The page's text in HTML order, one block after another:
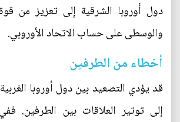
دول أوروبا الشرقية إلى تعزيز من
والوسطى على حساب الاتحاد الأوروبي.
أخطاء من الطرفين
قد يؤدي التصعيد بين دول أوروبا
إلى توتير العلاقات بين الطرفين. ففي